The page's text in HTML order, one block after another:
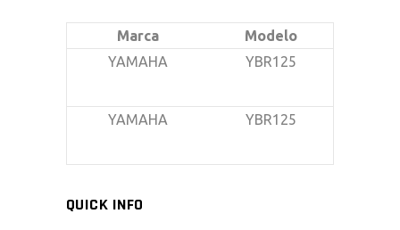
Marca
Modelo
YAMAHA
YBR125
YAMAHA YBR125
QUICK INFO